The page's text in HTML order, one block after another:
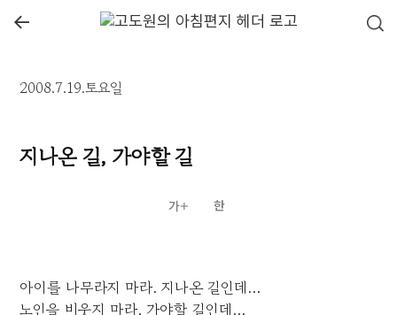
←
2008.7.19.토요일
지나온 길, 가야할 길
아이를 나무라지 마라. 지나온 길인데...
노인을 비웃지 마라. 가야할 길인데...